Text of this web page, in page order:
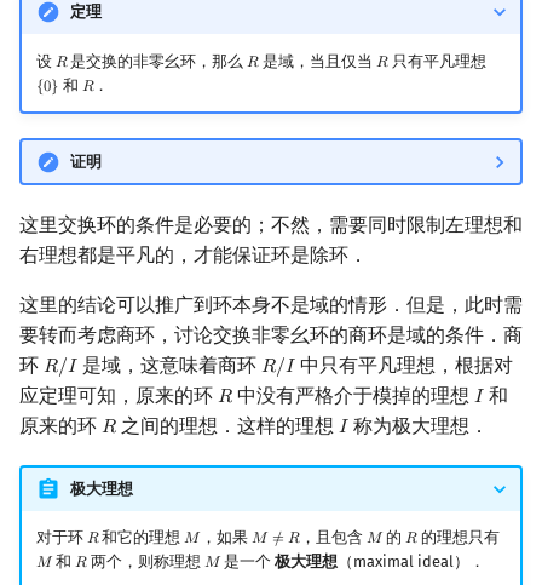
定理
设 𝑅
R是交换的非零幺环，那么 𝑅
R是域，当且仅当 𝑅
R只有平凡理想
{0}
{0} 和 𝑅
R．
证明
这里交换环的条件是必要的；不然，需要同时限制左理想和
右理想都是平凡的，才能保证环是除环．
这里的结论可以推广到环本身不是域的情形．但是，此时需
要转而考虑商环，讨论交换非零幺环的商环是域的条件．商
环 𝑅/𝐼
R/I 是域，这意味着商环𝑅/𝐼
R/I 中只有平凡理想，根据对
应定理可知，原来的环 𝑅
R 中没有严格介于模掉的理想𝐼
I 和
原来的环 𝑅
R 之间的理想．这样的理想𝐼
I 称为极大理想．
极大理想
对于环 𝑅
R和它的理想𝑀
M ，如果 𝑀 ≠ 𝑅
M≠ R ，且包含 𝑀
M 的𝑅
R的理想只有
𝑀
M 和 𝑅
R两个，则称理想 𝑀
M 是一个 极大理想（maximal ideal）．